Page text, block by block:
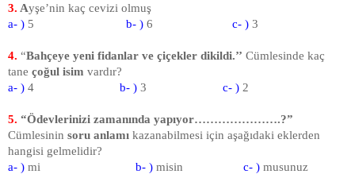
3. Ayşe’nin kaç cevizi olmuş
a- ) 5 b- ) 6 c- ) 3
4. “Bahçeye yeni fidanlar ve çiçekler dikildi.’’ Cümlesinde kaç
tane çoğul isim vardır?
a- ) 4 b- ) 3 c- ) 2
5. “Ödevlerinizi zamanında yapıyor………………….?”
Cümlesinin soru anlamı kazanabilmesi için aşağıdaki eklerden
hangisi gelmelidir?
a- ) mi b- ) misin c- ) musunuz